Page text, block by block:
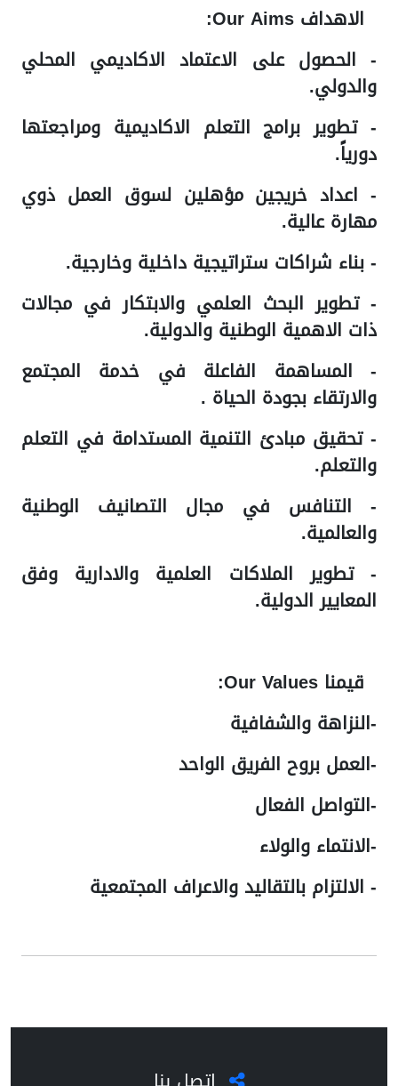
الاهداف Our Aims
:
- الحصول على الاعتماد الاكاديمي المحلي
والدولي.
- تطوير برامج التعلم الاكاديمية ومراجعتها
دورياً.
- اعداد خريجين مؤهلين لسوق العمل ذوي
مهارة عالية.
- بناء شراكات ستراتيجية داخلية وخارجية.
- تطوير البحث العلمي والابتكار في مجالات
ذات الاهمية الوطنية والدولية.
- المساهمة الفاعلة في خدمة المجتمع
والارتقاء بجودة الحياة .
- تحقيق مبادئ التنمية المستدامة في التعلم
والتعلم.
- التنافس في مجال التصانيف الوطنية
والعالمية.
- تطوير الملاكات العلمية والادارية وفق
المعايير الدولية.
قيمنا Our Values
:
-النزاهة والشفافية
-العمل بروح الفريق الواحد
-التواصل الفعال
-الانتماء والولاء
- الالتزام بالتقاليد والاعراف المجتمعية